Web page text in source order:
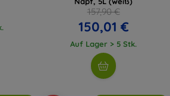
157,90 €
150,01 €
Auf Lager > 5 Stk.